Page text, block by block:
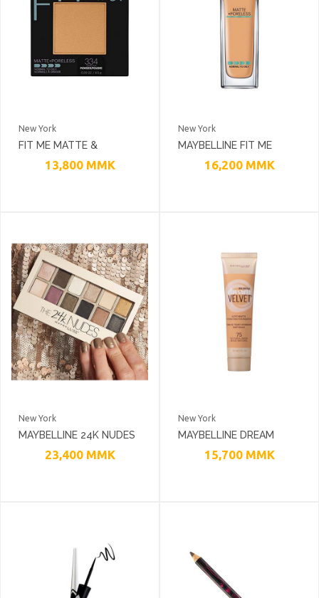
New York
FIT ME MATTE &
PORELESS POWDER
13,800 MMK
New York
MAYBELLINE FIT ME
LIQUID FOUNDATION
16,200 MMK
New York
MAYBELLINE 24K NUDES
PALETTE23,400 MMK
New York
MAYBELLINE DREAM
VELVET FOUNDATION
15,700 MMK